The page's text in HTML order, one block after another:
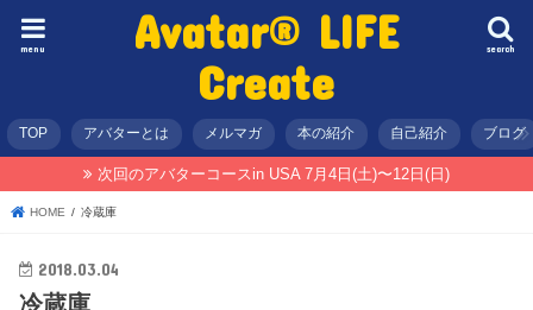
Avatar® LIFE
Create
search
menu
TOP アバターとは メルマガ 本の紹介 自己紹介 ブログ
次回のアバターコースin USA 7月4日(土)〜12日(日)
HOME 冷蔵庫
2018.03.04
冷蔵庫